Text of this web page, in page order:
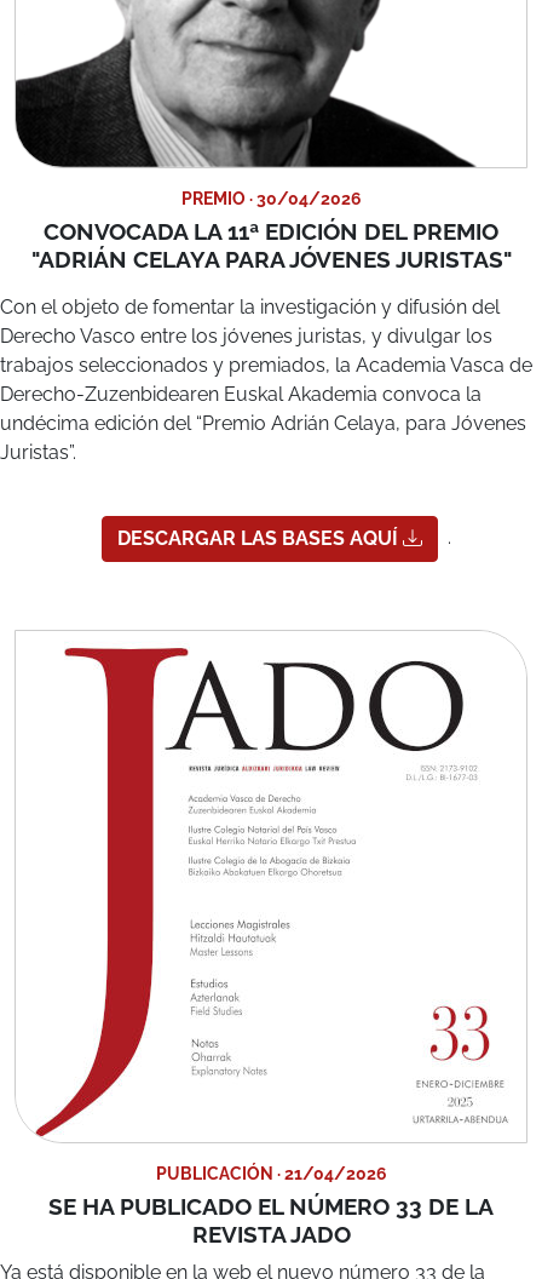
PREMIO · 30/04/2026
CONVOCADA LA 11ª EDICIÓN DEL PREMIO
"ADRIÁN CELAYA PARA JÓVENES JURISTAS"
Con el objeto de fomentar la investigación y difusión del
Derecho Vasco entre los jóvenes juristas, y divulgar los
Derecho-Zuzenbidearen Euskal Akademia convoca la
undécima edición del “Premio Adrián Celaya, para Jóvenes
Juristas”.
SE HA PUBLICADO EL NÚMERO 33 DE LA
REVISTA JADO
Ya está disponible en la web el nuevo número 33 de la
Revista Jurídica JADO:
Derecho, Filosofía y Bibliografía